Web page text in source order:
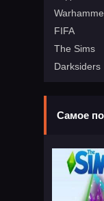
FIFA
The Sims
Darksiders
Самое